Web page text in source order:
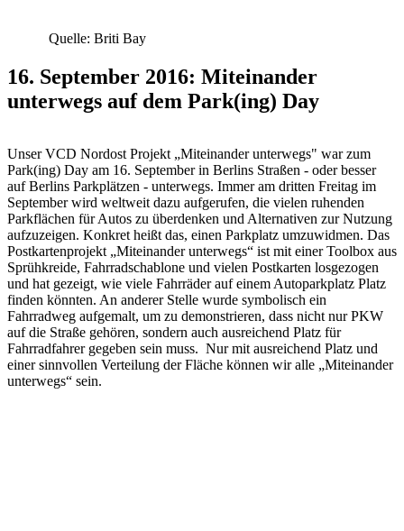
Quelle: Briti Bay
16. September 2016: Miteinander
unterwegs auf dem Park(ing) Day
Unser VCD Nordost Projekt „Miteinander unterwegs" war zum
Park(ing) Day am 16. September in Berlins Straßen - oder besser
auf Berlins Parkplätzen - unterwegs. Immer am dritten Freitag im
September wird weltweit dazu aufgerufen, die vielen ruhenden
Parkflächen für Autos zu überdenken und Alternativen zur Nutzung
aufzuzeigen. Konkret heißt das, einen Parkplatz umzuwidmen. Das
Postkartenprojekt „Miteinander unterwegs“ ist mit einer Toolbox aus
Sprühkreide, Fahrradschablone und vielen Postkarten losgezogen
und hat gezeigt, wie viele Fahrräder auf einem Autoparkplatz Platz
finden könnten. An anderer Stelle wurde symbolisch ein
Fahrradweg aufgemalt, um zu demonstrieren, dass nicht nur PKW
auf die Straße gehören, sondern auch ausreichend Platz für
Fahrradfahrer gegeben sein muss. Nur mit ausreichend Platz und
einer sinnvollen Verteilung der Fläche können wir alle „Miteinander
unterwegs“ sein.